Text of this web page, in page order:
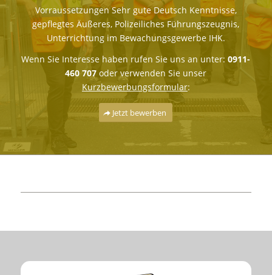
Vorraussetzungen Sehr gute Deutsch Kenntnisse,
gepflegtes Äußeres, Polizeiliches Führungszeugnis,
Unterrichtung im Bewachungsgewerbe IHK.
Wenn Sie Interesse haben rufen Sie uns an unter:0911-
460 707 oder verwenden Sie unser
Kurzbewerbungsformular:
Jetzt bewerben